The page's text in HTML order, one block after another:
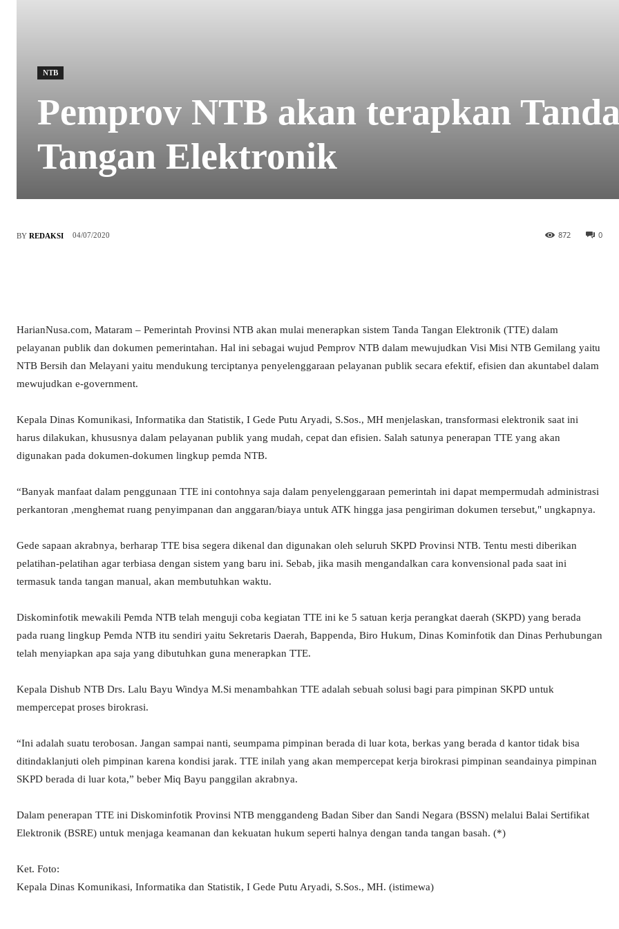
NTB
Pemprov NTB akan terapkan
Tangan Elektronik
BY REDAKSI 04/07/2020 0
872
HarianNusa.com, Mataram – Pemerintah Provinsi NTB akan mulai menerapkan sistem Tanda Tangan Elektronik (TTE) dalam
pelayanan publik dan dokumen pemerintahan. Hal ini sebagai wujud Pemprov NTB dalam mewujudkan Visi Misi NTB Gemilang yaitu
NTB Bersih dan Melayani yaitu mendukung terciptanya penyelenggaraan pelayanan publik secara efektif, efisien dan akuntabel dalam
mewujudkan e-government.
Kepala Dinas Komunikasi, Informatika dan Statistik, I Gede Putu Aryadi, S.Sos., MH menjelaskan, transformasi elektronik saat ini
harus dilakukan, khususnya dalam pelayanan publik yang mudah, cepat dan efisien. Salah satunya penerapan TTE yang akan
digunakan pada dokumen-dokumen lingkup pemda NTB.
“Banyak manfaat dalam penggunaan TTE ini contohnya saja dalam penyelenggaraan pemerintah ini dapat mempermudah administrasi
perkantoran ,menghemat ruang penyimpanan dan anggaran/biaya untuk ATK hingga jasa pengiriman dokumen tersebut," ungkapnya.
Gede sapaan akrabnya, berharap TTE bisa segera dikenal dan digunakan oleh seluruh SKPD Provinsi NTB. Tentu mesti diberikan
pelatihan-pelatihan agar terbiasa dengan sistem yang baru ini. Sebab, jika masih mengandalkan cara konvensional pada saat ini
termasuk tanda tangan manual, akan membutuhkan waktu.
Diskominfotik mewakili Pemda NTB telah menguji coba kegiatan TTE ini ke 5 satuan kerja perangkat daerah (SKPD) yang berada
pada ruang lingkup Pemda NTB itu sendiri yaitu Sekretaris Daerah, Bappenda, Biro Hukum, Dinas Kominfotik dan Dinas Perhubungan
telah menyiapkan apa saja yang dibutuhkan guna menerapkan TTE.
Kepala Dishub NTB Drs. Lalu Bayu Windya M.Si menambahkan TTE adalah sebuah solusi bagi para pimpinan SKPD untuk
mempercepat proses birokrasi.
“Ini adalah suatu terobosan. Jangan sampai nanti, seumpama pimpinan berada di luar kota, berkas yang berada d kantor tidak bisa
ditindaklanjuti oleh pimpinan karena kondisi jarak. TTE inilah yang akan mempercepat kerja birokrasi pimpinan seandainya pimpinan
SKPD berada di luar kota,” beber Miq Bayu panggilan akrabnya.
Dalam penerapan TTE ini Diskominfotik Provinsi NTB menggandeng Badan Siber dan Sandi Negara (BSSN) melalui Balai Sertifikat
Elektronik (BSRE) untuk menjaga keamanan dan kekuatan hukum seperti halnya dengan tanda tangan basah. (*)
Ket. Foto:
Kepala Dinas Komunikasi, Informatika dan Statistik, I Gede Putu Aryadi, S.Sos., MH. (istimewa)